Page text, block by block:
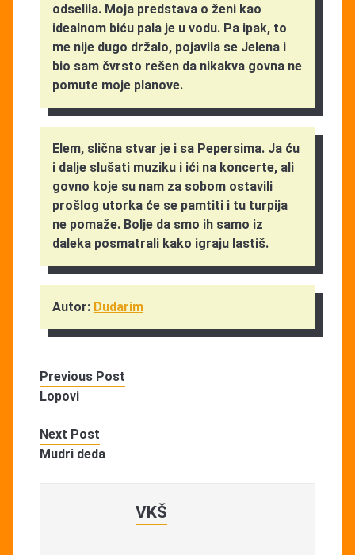
odselila. Moja predstava o ženi kao
idealnom biću pala je u vodu. Pa ipak, to
me nije dugo držalo, pojavila se Jelena i
bio sam čvrsto rešen da nikakva govna ne
pomute moje planove.
Elem, slična stvar je i sa Pepersima. Ja ću
i dalje slušati muziku i ići na koncerte, ali
govno koje su nam za sobom ostavili
prošlog utorka će se pamtiti i tu turpija
ne pomaže. Bolje da smo ih samo iz
daleka posmatrali kako igraju lastiš.
Autor: Dudarim
Previous Post
Lopovi
Next Post
Mudri deda
VKŠ